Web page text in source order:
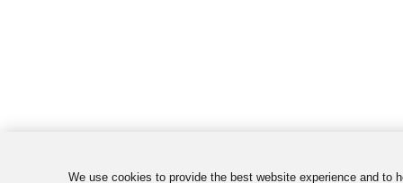
We use cookies to provide the best website experience and to